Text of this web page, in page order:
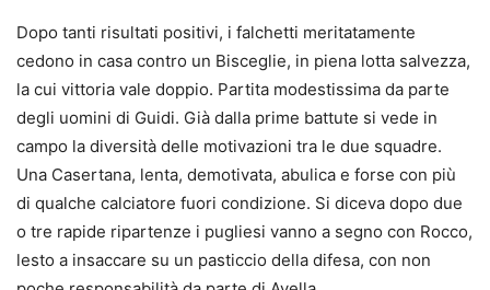
Dopo tanti risultati positivi, i falchetti meritatamente
cedono in casa contro un Bisceglie, in piena lotta salvezza,
la cui vittoria vale doppio. Partita modestissima da parte
degli uomini di Guidi. Già dalla prime battute si vede in
campo la diversità delle motivazioni tra le due squadre.
Una Casertana, lenta, demotivata, abulica e forse con più
di qualche calciatore fuori condizione. Si diceva dopo due
o tre rapide ripartenze i pugliesi vanno a segno con Rocco,
lesto a insaccare su un pasticcio della difesa, con non